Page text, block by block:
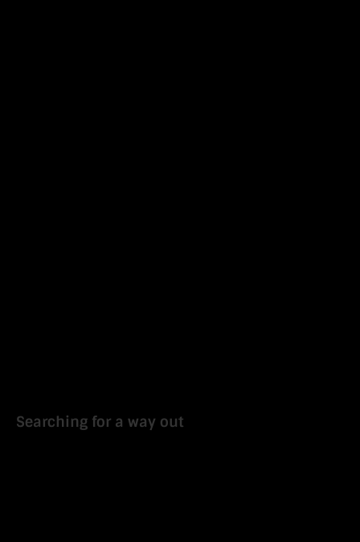
Searching for a way out